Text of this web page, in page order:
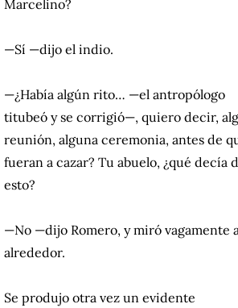
Marcelino?
—Sí —dijo el indio.
—¿Había algún rito… —el antropólogo
titubeó y se corrigió—, quiero decir,
reunión, alguna ceremonia, antes de
fueran a cazar? Tu abuelo, ¿qué decía
esto?
—No —dijo Romero, y miró vagamente
alrededor.
Se produjo otra vez un evidente